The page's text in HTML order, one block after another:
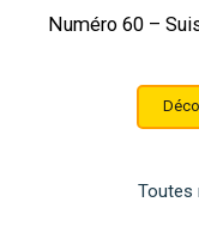
Numéro 60 –
Toutes